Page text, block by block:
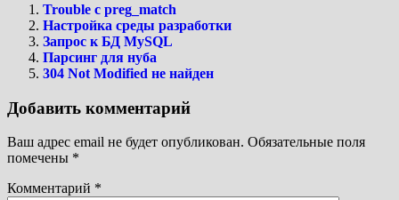
Trouble с preg_match
Настройка среды разработки
Запрос к БД MySQL
Парсинг для нуба
304 Not Modified не найден
Добавить комментарий
Ваш адрес email не будет опубликован. Обязательные поля
помечены *
Комментарий *